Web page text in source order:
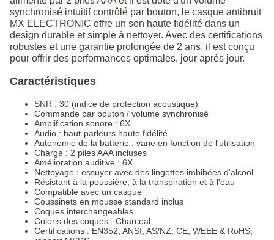
synchronisé intuitif contrôlé par bouton, le casque antibruit
MX ELECTRONIC offre un son haute fidélité dans un
design durable et simple à nettoyer. Avec des certifications
robustes et une garantie prolongée de 2 ans, il est conçu
pour offrir des performances optimales, jour après jour.
Caractéristiques
SNR : 30 (indice de protection acoustique)
Commande par bouton / volume synchronisé
Amplification sonore : 6X
Audio : haut-parleurs haute fidélité
Autonomie de la batterie : varie en fonction de l'utilisation
Charge : 2 piles AAA incluses
Amélioration auditive : 6X
Nettoyage : essuyer avec des lingettes imbibées d'alcool
Résistant à la poussière, à la transpiration et à l'eau
Compatible avec un casque
Coussinets en mousse standard inclus
Coques interchangeables.
Coloris des coques : Charcoal
Certifications : EN352, ANSI, AS/NZ, CE, WEEE & RoHS,